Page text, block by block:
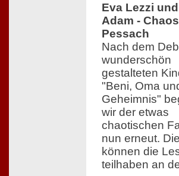
Eva Lezzi
Adam -
Pessach
Nach dem
wunderschön
gestalteten
"Beni, Oma
Geheimnis"
wir der etwas
chaotischen
nun erneut.
können die
teilhaben an